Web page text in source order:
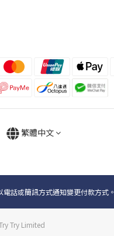
繁體中文
話或簡訊方式通知變更付款方式。
Try Limited